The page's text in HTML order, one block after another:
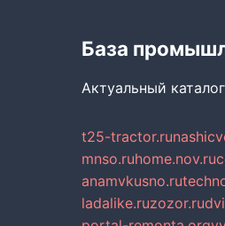
База
Актуальный
t25-tractor.ru
mnso.ruhome.nov.ru
anamvkusno.ru
ladalike.ruzozor.ru